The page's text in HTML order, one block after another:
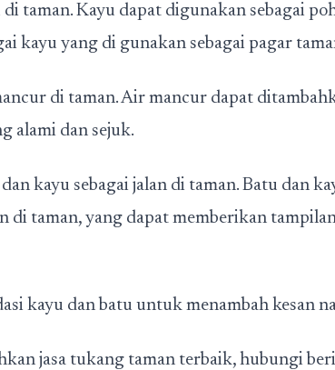
taman. Kayu dapat digunakan sebagai
kayu yang di gunakan sebagai pagar
di taman. Air mancur dapat
alami dan sejuk.
kayu sebagai jalan di taman. Batu dan
di taman, yang dapat memberikan
kayu dan batu untuk menambah kesan
jasa tukang taman terbaik, hubungi